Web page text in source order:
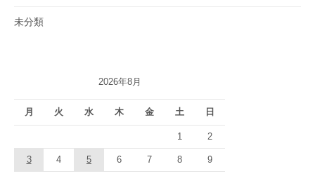
未分類
2026年8月
月 火 水 木 金 土 日
1 2
3 4 5 6 7 8 9